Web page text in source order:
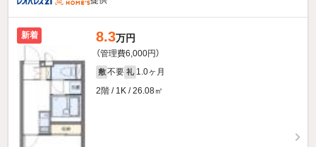
新着 8.3万円
（管理費6,000円）
敷 不要 礼 1.0ヶ月
2階 / 1K / 26.08㎡